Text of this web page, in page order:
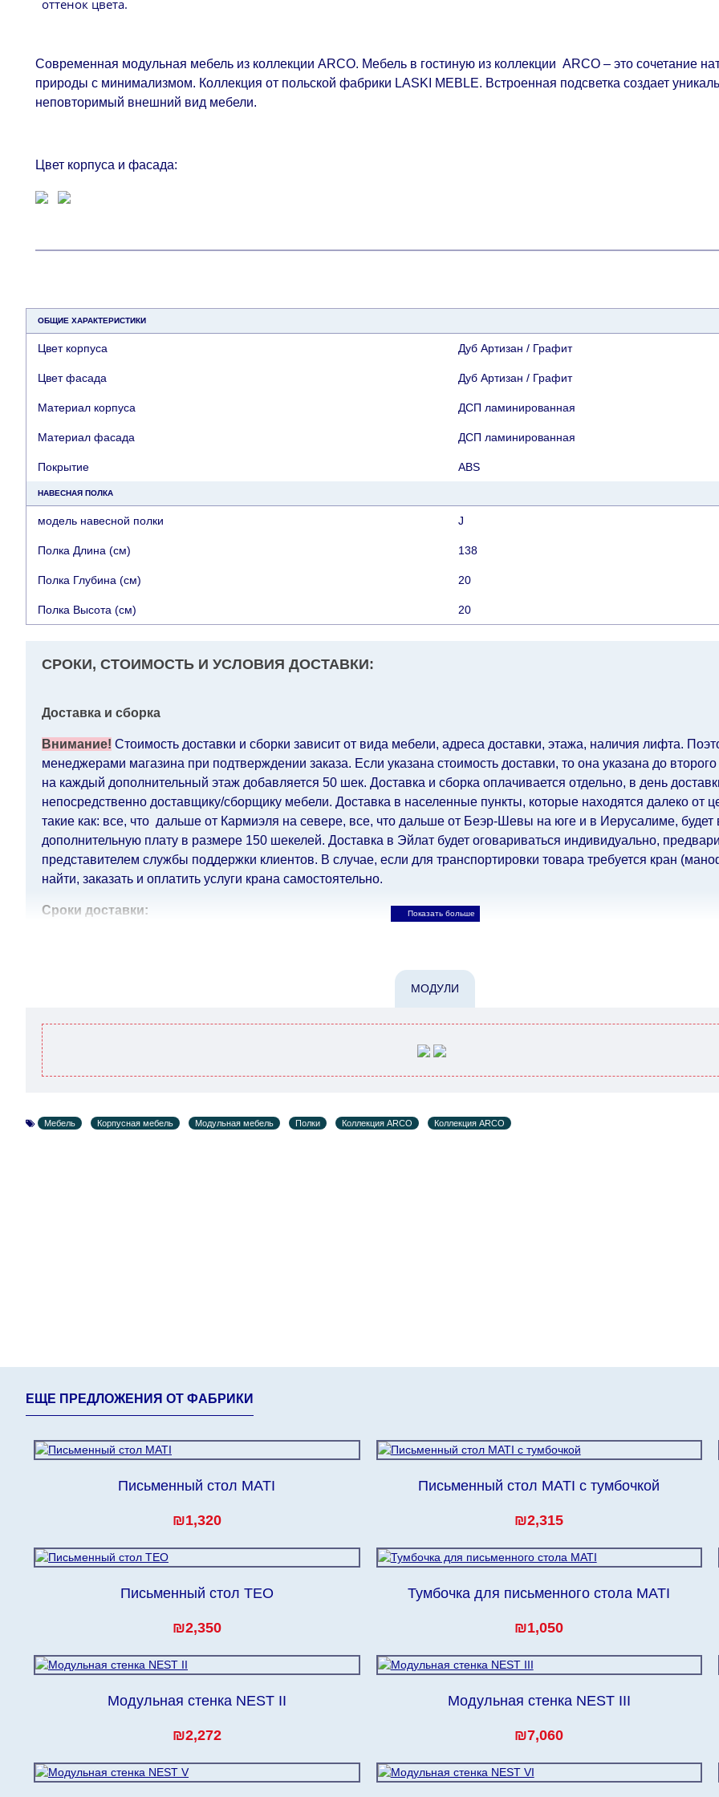
оттенок цвета.
Современная модульная мебель из коллекции ARCO. Мебель в гостиную из коллекции ARCO – это сочетание
природы с минимализмом. Коллекция от польской фабрики LASKI MEBLE. Встроенная подсветка создает
неповторимый внешний вид мебели.
Цвет корпуса и фасада:
ОБЩИЕ ХАРАКТЕРИСТИКИ
Цвет корпуса Дуб Артизан / Графит
Цвет фасада Дуб Артизан / Графит
Материал корпуса ДСП ламинированная
Материал фасада ДСП ламинированная
Покрытие АВS
НАВЕСНАЯ ПОЛКА
модель навесной полки J
Полка Длина (см) 138
Полка Глубина (см) 20
Полка Высота (см) 20
СРОКИ, СТОИМОСТЬ И УСЛОВИЯ ДОСТАВКИ:
Доставка и сборка
Внимание! Стоимость доставки и сборки зависит от вида мебели, адреса доставки, этажа, наличия лифта.
менеджерами магазина при подтверждении заказа. Если указана стоимость доставки, то она указана до
на каждый дополнительный этаж добавляется 50 шек. Доставка и сборка оплачивается отдельно, в день
непосредственно доставщику/сборщику мебели. Доставка в населенные пункты, которые находятся далеко от
такие как: все, что дальше от Кармиэля на севере, все, что дальше от Беэр-Шевы на юге и в Иерусалиме, будет
дополнительную плату в размере 150 шекелей. Доставка в Эйлат будет оговариваться индивидуально,
представителем службы поддержки клиентов. В случае, если для транспортировки товара требуется кран
найти, заказать и оплатить услуги крана самостоятельно.
Сроки доставки:
Возможны задержки, связанные с морской доставкой при заказе мебели из-за границы, на которые не может
поставщики прилагают все усилия, чтобы максимально ускорить
интернет-магазин не несет ответственности за какие-либо задержки.
Мебель из категории "Модульная мебель" является модулярной, что оставляет право за Поставщиком сделать
МОДУЛИ
Мебель Корпусная мебель Модульная мебель Полки Коллекция ARCO Коллекция ARCO
ЕЩЕ ПРЕДЛОЖЕНИЯ ОТ ФАБРИКИ
Письменный стол MATI
₪1,320
Письменный стол MATI с тумбочкой
₪2,315
Письменный стол TEO
₪2,350
Тумбочка для письменного стола MATI
₪1,050
Модульная стенка NEST II
₪2,272
Модульная стенка NEST III
₪7,060